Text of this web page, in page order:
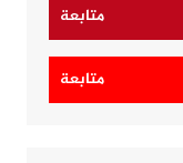
متابعة
متابعة